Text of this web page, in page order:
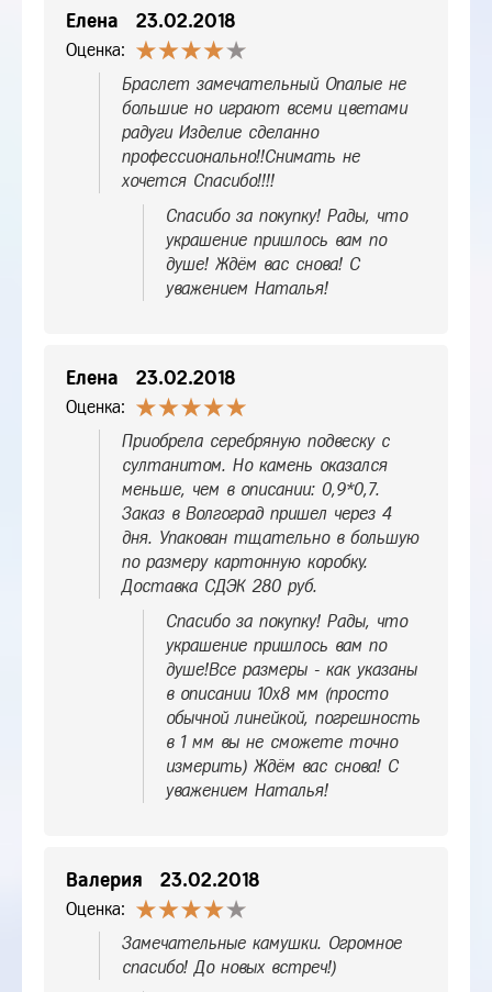
Елена 23.02.2018
Оценка:
Браслет замечательный Опалые не
большие но играют всеми цветами
радуги Изделие сделанно
профессионально!!Снимать не
хочется Спасибо!!!!
Спасибо за покупку! Рады, что
украшение пришлось вам по
душе! Ждём вас снова! С
уважением Наталья!
Елена 23.02.2018
Оценка:
Приобрела серебряную подвеску с
султанитом. Но камень оказался
меньше, чем в описании: 0,9*0,7.
Заказ в Волгоград пришел через 4
дня. Упакован тщательно в большую
по размеру картонную коробку.
Доставка СДЭК 280 руб.
Спасибо за покупку! Рады, что
украшение пришлось вам по
душе!Все размеры - как указаны
в описании 10х8 мм (просто
обычной линейкой, погрешность
в 1 мм вы не сможете точно
измерить) Ждём вас снова! С
уважением Наталья!
Валерия 23.02.2018
Оценка:
Замечательные камушки. Огромное
спасибо! До новых встреч!)